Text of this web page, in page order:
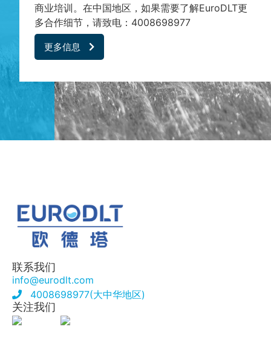
商业培训。在中国地区，如果需要了解EuroDLT更
多合作细节，请致电：4008698977
更多信息
联系我们
info@eurodlt.com
4008698977(大中华地区)
关注我们